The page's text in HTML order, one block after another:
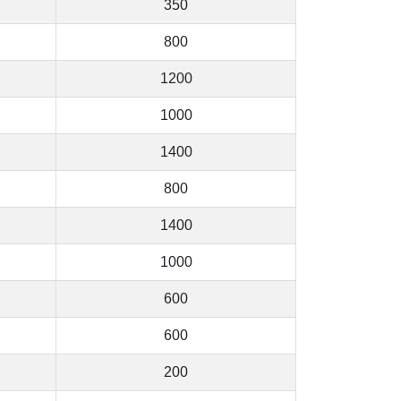
350
800
1200
1000
1400
800
1400
1000
600
600
200